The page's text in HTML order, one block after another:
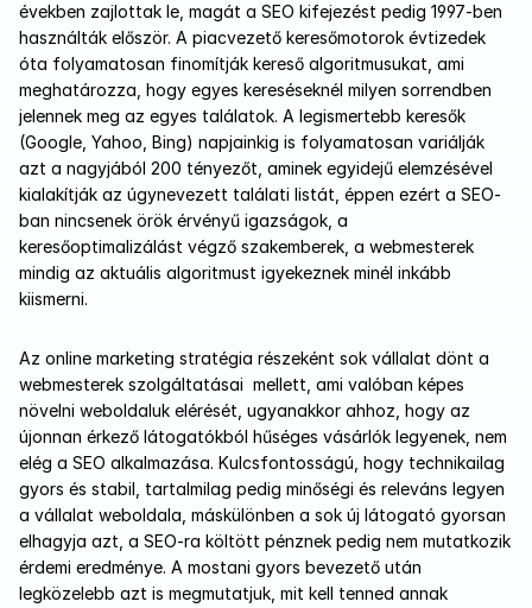
években zajlottak le, magát a SEO kifejezést pedig 1997-ben
használták először. A piacvezető keresőmotorok évtizedek
óta folyamatosan finomítják kereső algoritmusukat, ami
meghatározza, hogy egyes kereséseknél milyen sorrendben
jelennek meg az egyes találatok. A legismertebb keresők
(Google, Yahoo, Bing) napjainkig is folyamatosan variálják
azt a nagyjából 200 tényezőt, aminek egyidejű elemzésével
kialakítják az úgynevezett találati listát, éppen ezért a SEO-
ban nincsenek örök érvényű igazságok, a
keresőoptimalizálást végző szakemberek, a webmesterek
mindig az aktuális algoritmust igyekeznek minél inkább
kiismerni.
Az online marketing stratégia részeként sok vállalat dönt a
webmesterek szolgáltatásai  mellett, ami valóban képes
növelni weboldaluk elérését, ugyanakkor ahhoz, hogy az
újonnan érkező látogatókból hűséges vásárlók legyenek, nem
elég a SEO alkalmazása. Kulcsfontosságú, hogy technikailag
gyors és stabil, tartalmilag pedig minőségi és releváns legyen
a vállalat weboldala, máskülönben a sok új látogató gyorsan
elhagyja azt, a SEO-ra költött pénznek pedig nem mutatkozik
érdemi eredménye. A mostani gyors bevezető után
legközelebb azt is megmutatjuk, mit kell tenned annak